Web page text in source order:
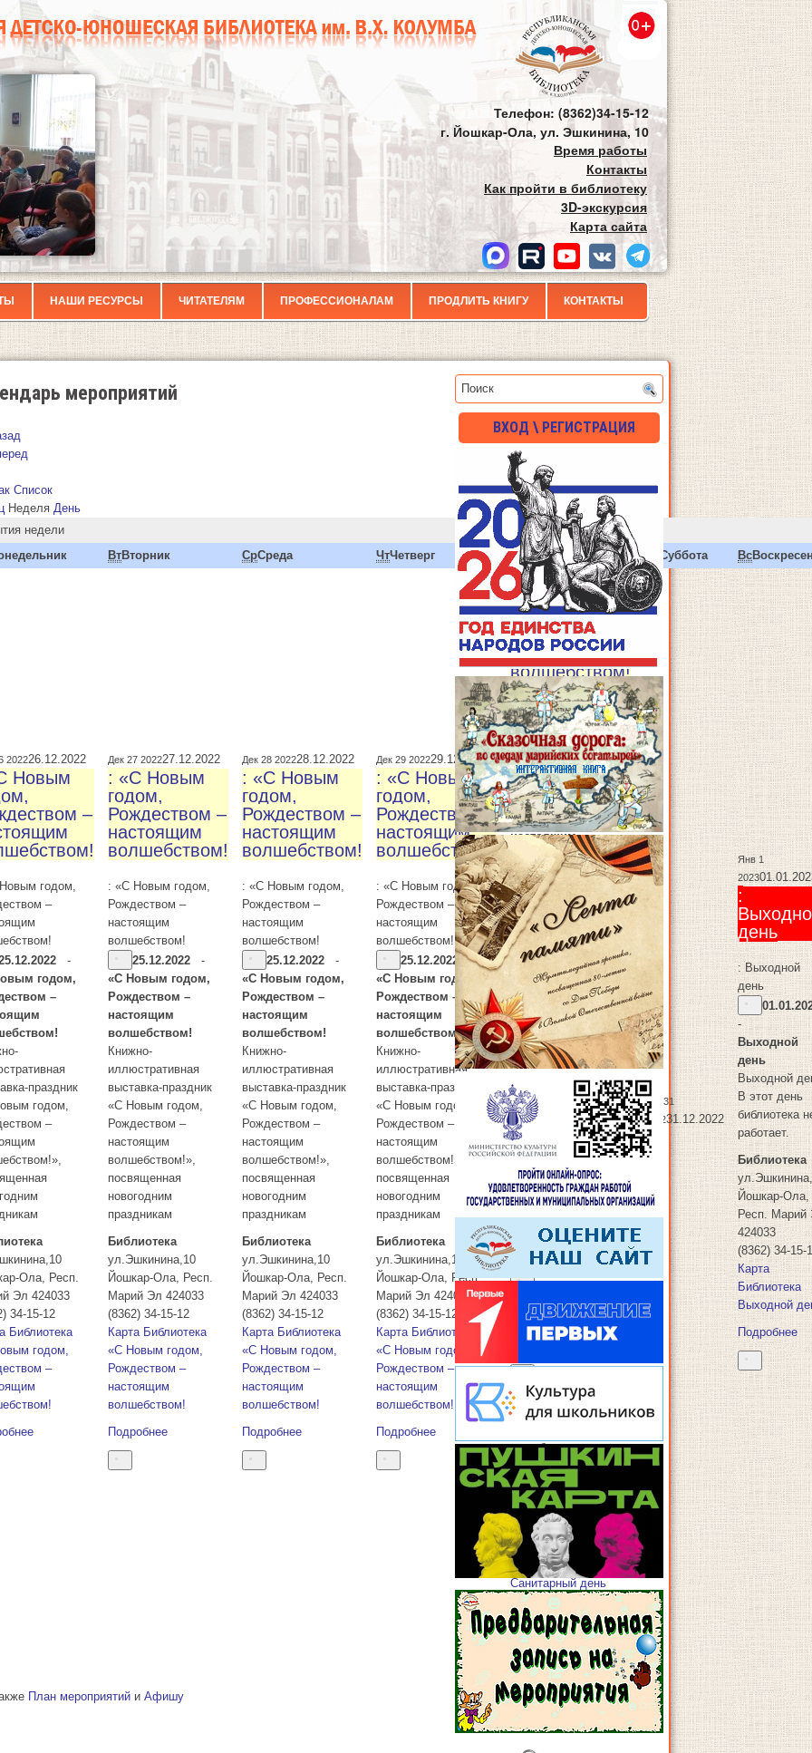
Телефон: (8362)34-15-12
г. Йошкар-Ола, ул. Эшкинина, 10
Время работы
Контакты
Как пройти в библиотеку
3D-экскурсия
Карта сайта
НАШИ РЕСУРСЫ ЧИТАТЕЛЯМ ПРОФЕССИОНАЛАМ ПРОДЛИТЬ КНИГУ КОНТАКТЫ
мероприятий
Список
Неделя День
недели
ВтВторник СрСреда ЧтЧетверг ПтПятница Сб Суббота Вс
202226.12.2022
Новым
–
годом,
–
-
годом,
–
праздник
годом,
–
Ола
Респ.
Эл 424033
34-15-12
Библиотека
годом,
–
Дек 27 202227.12.2022
: «С Новым
годом,
Рождеством –
настоящим
волшебством!
: «С Новым годом,
Рождеством –
настоящим
волшебством!
25.12.2022
-
«С Новым годом,
Рождеством –
настоящим
волшебством!
Книжно-
иллюстративная
выставка-праздник
«С Новым годом,
Рождеством –
настоящим
волшебством!»,
посвященная
новогодним
праздникам
Библиотека
ул.Эшкинина,10
Йошкар-Ола
Респ.
Марий Эл 424033
(8362) 34-15-12
Карта Библиотека
«С Новым годом,
Рождеством –
настоящим
волшебством!
Подробнее
Дек 28 202228.12.2022
: «С Новым
годом,
Рождеством –
настоящим
волшебством!
: «С Новым годом,
Рождеством –
настоящим
волшебством!
25.12.2022
-
«С Новым годом,
Рождеством –
настоящим
волшебством!
Книжно-
иллюстративная
выставка-праздник
«С Новым годом,
Рождеством –
настоящим
волшебством!»,
посвященная
новогодним
праздникам
Библиотека
ул.Эшкинина,10
Йошкар-Ола
Респ.
Марий Эл 424033
(8362) 34-15-12
Карта Библиотека
«С Новым годом,
Рождеством –
настоящим
волшебством!
Подробнее
Дек 29 202229.12.2022
: «С Новым
годом,
Рождеством –
настоящим
волшебством!
: «С Новым годом,
Рождеством –
настоящим
волшебством!
25.12.2022
-
«С Новым годом,
Рождеством –
настоящим
волшебством!
Книжно-
иллюстративная
выставка-праздник
«С Новым годом,
Рождеством –
настоящим
волшебством!»,
посвященная
новогодним
праздникам
Библиотека
ул.Эшкинина,10
Йошкар-Ола
Респ.
Марий Эл 424033
(8362) 34-15-12
Карта Библиотека
«С Новым годом,
Рождеством –
настоящим
волшебством!
Подробнее
Дек 30 202230.12.2022
: «С Новым
годом,
Рождеством –
настоящим
волшебством!
: «С Новым годом,
Рождеством –
настоящим
волшебством!
25.12.2022
-
«С Новым годом,
Рождеством –
настоящим
волшебством!
Книжно-
иллюстративная
выставка-праздник
«С Новым годом,
Рождеством –
настоящим
волшебством!»,
посвященная
новогодним
праздникам
Библиотека
ул.Эшкинина,10
Йошкар-Ола,Респ.
Марий Эл
424033
(8362) 34-15-12
КартаБиблиотека
«С Новым годом,
Рождеством –
настоящим
волшебством!
Подробнее
: Санитарный
день
Санитарный день
Санитарный день. В
не работает.
Библиотека
ул.Эшкинина,10
Йошкар-Ола
Респ.
Марий Эл
424033
(8362) 34-15-12
КартаБиблиотека
Санитарный день
Подробнее
Дек 31
202231.12.2022
Янв 1
2023
:
день
: Выходной
день
-
Выходной
день
Выходной
В этот день
библиотека
работает.
Библиотека
Йошкар-Ола,
Респ. Марий
424033
(8362) 34-15-
Карта
Библиотека
Выходной
Подробнее
План мероприятий и Афишу
ВХОД \ РЕГИСТРАЦИЯ